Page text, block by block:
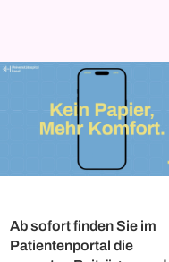
Ab sofort finden Sie im
Patientenportal die